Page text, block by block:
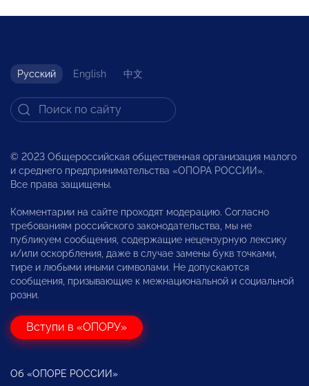
Русский English 中文
© 2023 Общероссийская общественная организация малого
и среднего предпринимательства «ОПОРА РОССИИ».
Все права защищены.
Комментарии на сайте проходят модерацию. Согласно
требованиям российского законодательства, мы не
публикуем сообщения, содержащие нецензурную лексику
и/или оскорбления, даже в случае замены букв точками,
тире и любыми иными символами. Не допускаются
сообщения, призывающие к межнациональной и социальной
розни.
Вступи в «ОПОРУ»
Об «ОПОРЕ РОССИИ»